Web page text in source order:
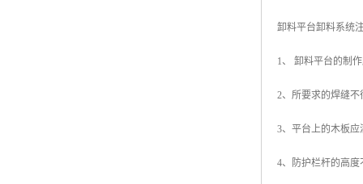
卸料平台卸料系统
1、 卸料平台的制
2、所要求的焊缝不
3、平台上的木板应
4、防护栏杆的高度